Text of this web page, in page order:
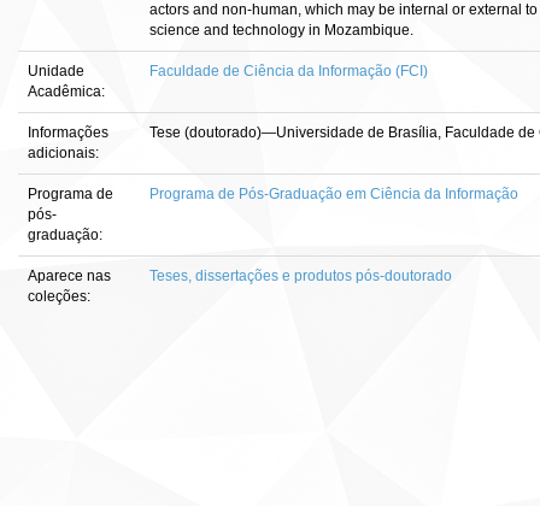
actors and non-human, which may be internal or external
science and technology in Mozambique.
Unidade
Acadêmica:
Faculdade de Ciência da Informação (FCI)
Informações
adicionais:
Tese (doutorado)—Universidade de Brasília, Faculdade de
Programa de
pós-
graduação:
Programa de Pós-Graduação em Ciência da Informação
Aparece nas
coleções:
Teses, dissertações e produtos pós-doutorado